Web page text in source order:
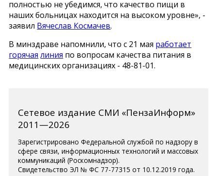
полностью не убедимся, что качество пищи в
наших больницах находится на высоком уровне», -
заявил Вячеслав Космачев.
В минздраве напомнили, что с 21 мая работает
горячая линия по вопросам качества питания в
медицинских организациях - 48-81-01.
Сетевое издание СМИ «ПензаИнформ»
2011—2026
Зарегистрировано Федеральной службой по надзору в
сфере связи, информационных технологий и массовых
коммуникаций (Роскомнадзор).
Свидетельство ЭЛ № ФС 77-77315 от 10.12.2019 года.